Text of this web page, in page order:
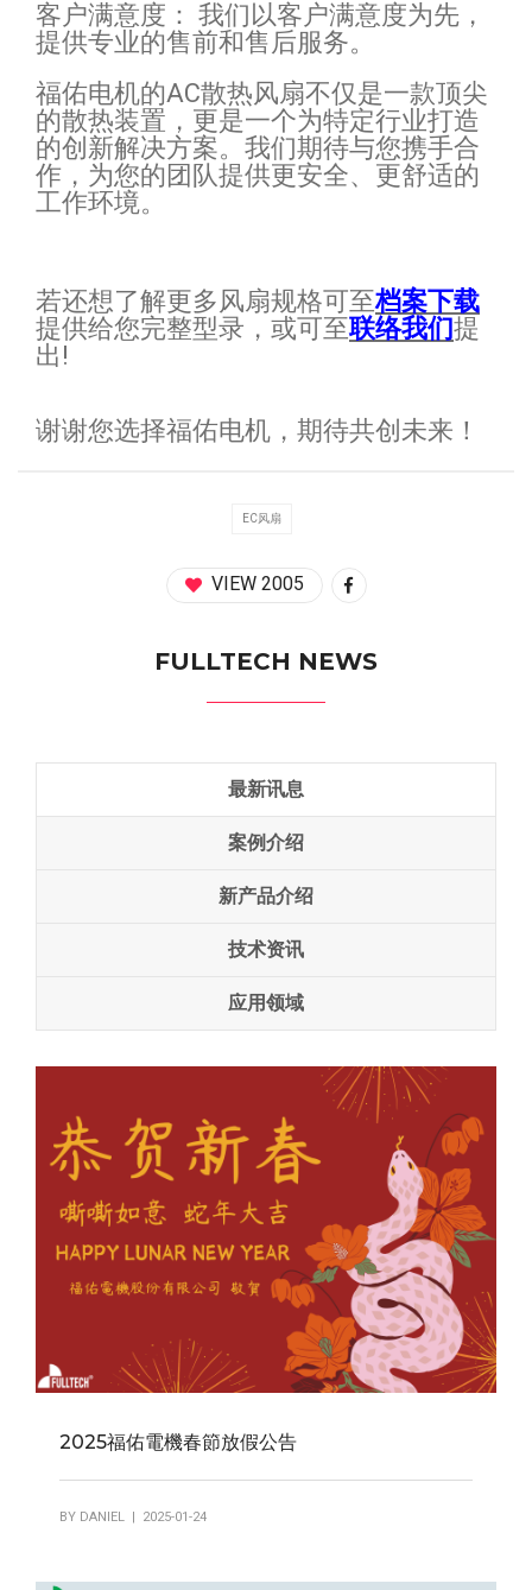
客户满意度： 我们以客户满意度为先，
提供专业的售前和售后服务。
福佑电机的AC散热风扇不仅是一款顶尖
的散热装置，更是一个为特定行业打造
的创新解决方案。我们期待与您携手合
作，为您的团队提供更安全、更舒适的
工作环境。
若还想了解更多风扇规格可至档案下载
提供给您完整型录，或可至联络我们提
出!
谢谢您选择福佑电机，期待共创未来！
EC风扇
VIEW 2005
FULLTECH NEWS
最新讯息
案例介绍
新产品介绍
技术资讯
应用领域
2025福佑電機春節放假公告
BY DANIEL | 2025-01-24